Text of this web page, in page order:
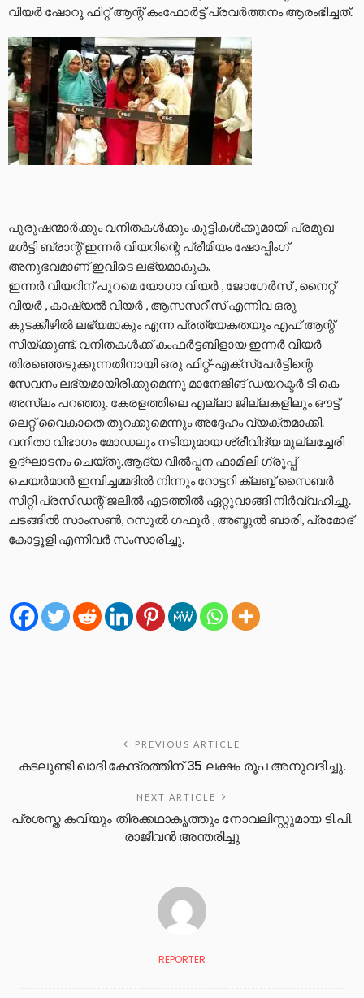
വിയർ ഷോറൂ ഫിറ്റ് ആന്റ് കംഫോർട്ട് പ്രവർത്തനം ആരംഭിച്ചത്.
പുരുഷന്മാർക്കും വനിതകൾക്കും കുട്ടികൾക്കുമായി പ്രമുഖ
മൾട്ടി ബ്രാന്റ് ഇന്നർ വിയറിന്റെ പ്രീമിയം ഷോപ്പിംഗ്
അനുഭവമാണ് ഇവിടെ ലഭ്യമാകുക.
ഇന്നർ വിയറിന് പുറമെ യോഗാ വിയർ , ജോഗേർസ് , നൈറ്റ്
വിയർ , കാഷ്യൽ വിയർ , ആസസറീസ് എന്നിവ ഒരു
കുടക്കീഴിൽ ലഭ്യമാകും എന്ന പ്രത്യേകതയും എഫ് ആന്റ്
സിയ്ക്കുണ്ട്. വനിതകൾക്ക് കംഫർട്ടബിളായ ഇന്നർ വിയർ
തിരഞ്ഞെടുക്കുന്നതിനായി ഒരു ഫിറ്റ്-എക്സ്പേർട്ടിന്റെ
സേവനം ലഭ്യമായിരിക്കുമെന്നു മാനേജിങ് ഡയറക്ടർ ടി കെ
അസ്‌ലം പറഞ്ഞു. കേരളത്തിലെ എല്ലാ ജില്ലകളിലും ഔട്ട്
ലെറ്റ് വൈകാതെ തുറക്കുമെന്നും അദ്ദേഹം വ്യക്തമാക്കി.
വനിതാ വിഭാഗം മോഡലും നടിയുമായ ശ്രീവിദ്യ മുല്ലച്ചേരി
ഉദ്ഘാടനം ചെയ്തു.ആദ്യ വിൽപ്പന ഫാമിലി ഗ്രൂപ്പ്
ചെയർമാൻ ഇമ്പിച്ചമ്മദിൽ നിന്നും റോട്ടറി ക്ലബ്ബ് സൈബർ
സിറ്റി പ്രസിഡന്റ് ജലീൽ എടത്തിൽ ഏറ്റുവാങ്ങി നിർവ്വഹിച്ചു.
ചടങ്ങിൽ സാംസൺ, റസൂൽ ഗഫൂർ , അബ്ദുൽ ബാരി, പ്രമോദ്
കോട്ടൂളി എന്നിവർ സംസാരിച്ചു.
PREVIOUS ARTICLE
കടലുണ്ടി ഖാദി കേന്ദ്രത്തിന് 35 ലക്ഷം രൂപ അനുവദിച്ചു.
NEXT ARTICLE
പ്രശസ്ത കവിയും തിരക്കഥാകൃത്തും നോവലിസ്റ്റുമായ ടി.പി.
രാജീവൻ അന്തരിച്ചു
REPORTER